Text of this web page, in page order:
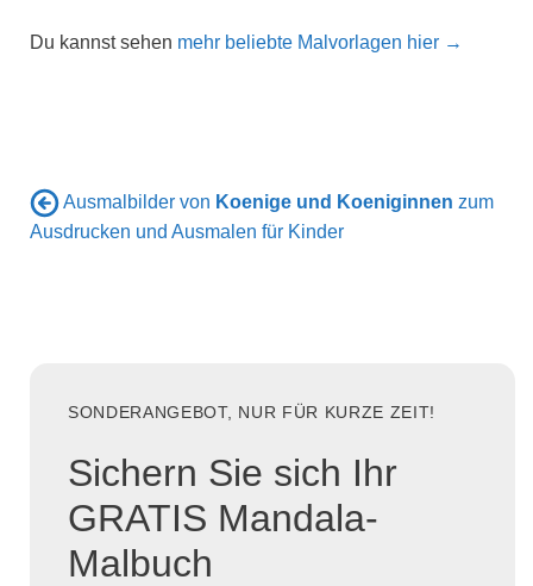
Du kannst sehen mehr beliebte Malvorlagen hier →
Ausmalbilder von Koenige und Koeniginnen zum
Ausdrucken und Ausmalen für Kinder
SONDERANGEBOT, NUR FÜR KURZE ZEIT!
Sichern Sie sich Ihr
GRATIS Mandala-
Malbuch